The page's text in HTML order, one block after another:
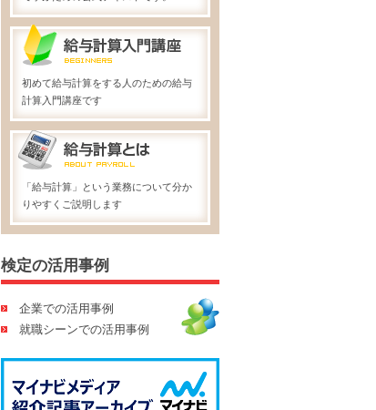
初めて給与計算をする人のための給与
計算入門講座です
「給与計算」という業務について分か
りやすくご説明します
検定の活用事例
企業での活用事例
就職シーンでの活用事例